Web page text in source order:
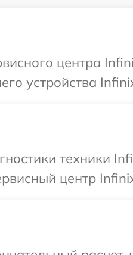
центра
устройства
техники
центр